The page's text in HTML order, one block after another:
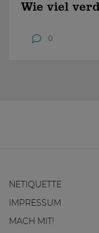
Wie viel
0
NETIQUETTE
IMPRESSUM
MACH MIT!